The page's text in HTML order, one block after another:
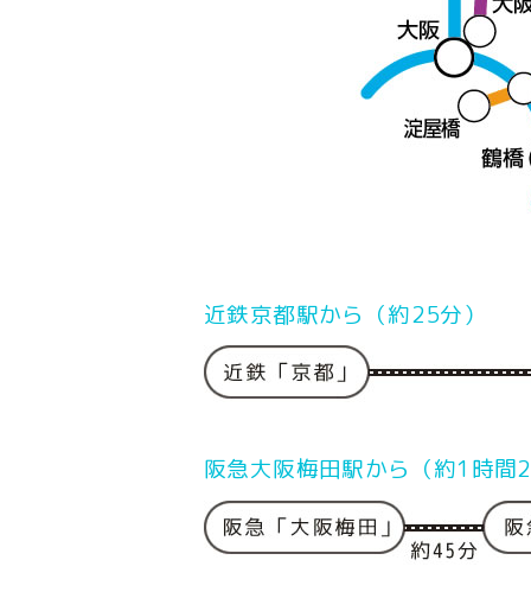
近鉄京都駅から（約25分）
阪急大阪梅田駅から（約1時間